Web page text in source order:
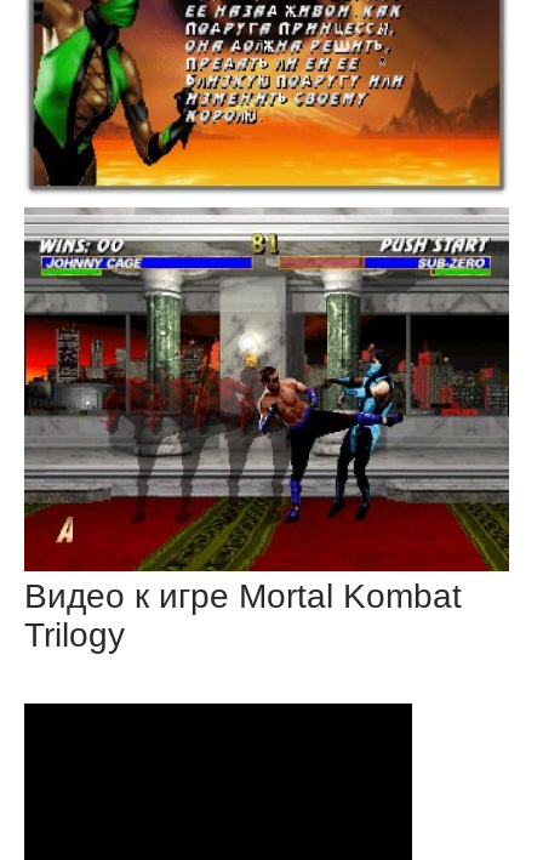
Видео к игре Mortal Kombat
Trilogy